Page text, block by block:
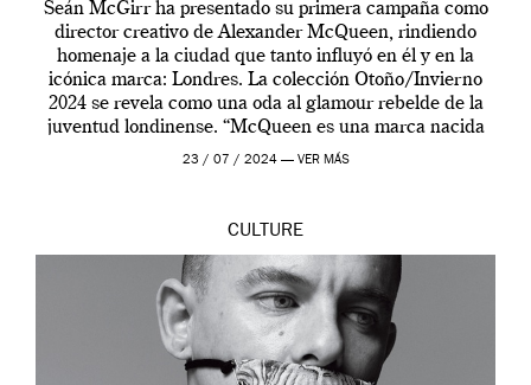
Seán McGirr ha presentado su primera campaña como
director creativo de Alexander McQueen, rindiendo
homenaje a la ciudad que tanto influyó en él y en la
icónica marca: Londres. La colección Otoño/Invierno
2024 se revela como una oda al glamour rebelde de la
juventud londinense. “McQueen es una marca nacida
en Londres y siempre ha […]
23 / 07 / 2024 — VER MÁS
CULTURE